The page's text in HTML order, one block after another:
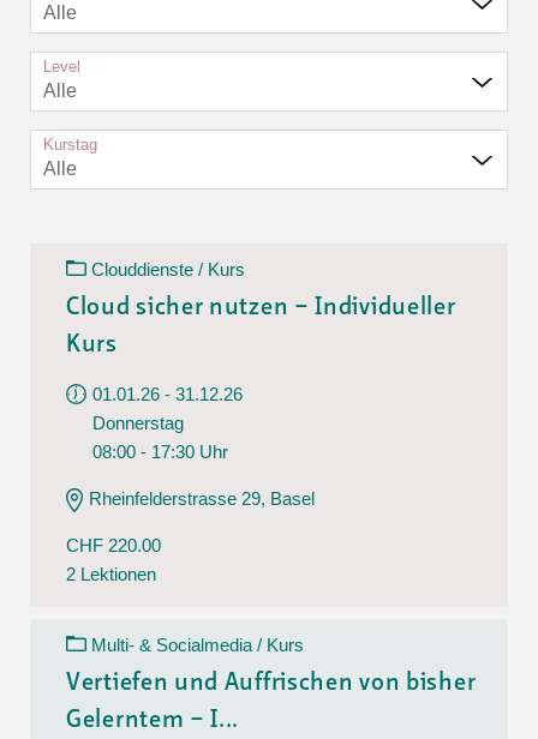
Alle
Level
Alle
Kurstag
Alle
Clouddienste / Kurs
Cloud sicher nutzen – Individueller
Kurs
01.01.26 - 31.12.26
Donnerstag
08:00 - 17:30 Uhr
Rheinfelderstrasse 29, Basel
CHF 220.00
2 Lektionen
Multi- & Socialmedia / Kurs
Vertiefen und Auffrischen von bisher
Gelerntem – I...